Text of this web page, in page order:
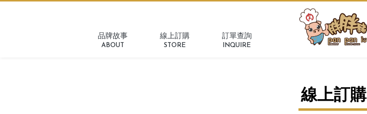
品牌故事
ABOUT
線上訂購
STORE
訂單查詢
INQUIRE
線上訂購